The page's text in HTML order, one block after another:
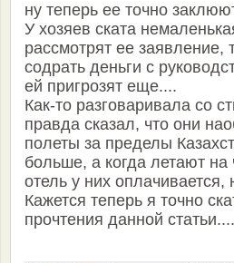
ну теперь ее точно
У хозяев ската
рассмотрят ее заявление,
содрать деньги с
ей пригрозят еще....
Как-то разговаривала со
правда сказал, что они
полеты за пределы
больше, а когда летают на
отель у них оплачивается,
Кажется теперь я точно
прочтения данной